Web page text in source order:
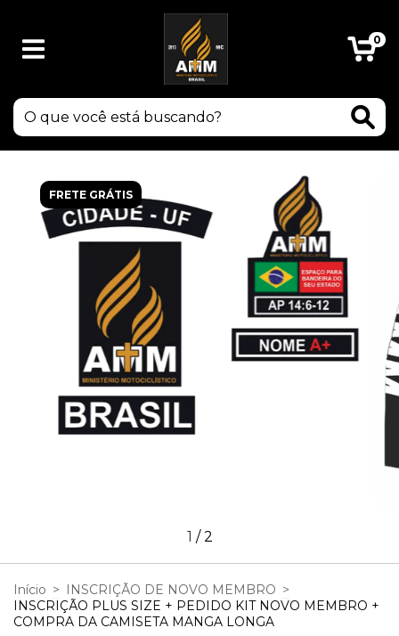
0
FRETE GRÁTIS
1 /2
Início > INSCRIÇÃO DE NOVO MEMBRO >
INSCRIÇÃO PLUS SIZE + PEDIDO KIT NOVO MEMBRO +
COMPRA DA CAMISETA MANGA LONGA